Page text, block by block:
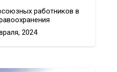
работников в
2024